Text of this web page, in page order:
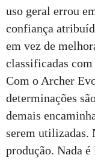
uso geral errou
confiança
em vez de
classificadas
Com o Archer
determinações
demais
serem utilizadas.
produção. Nada